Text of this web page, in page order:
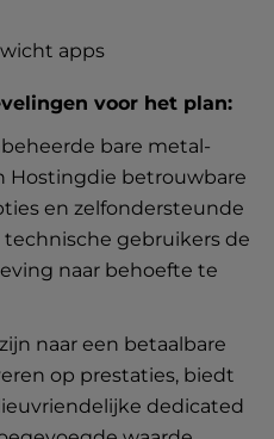
apps
voor het plan:
bare metal-
Hostingdie betrouwbare
en zelfondersteunde
gebruikers de
naar behoefte te
naar een betaalbare
op prestaties, biedt
dedicated